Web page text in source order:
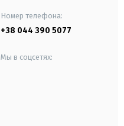
Номер телефона:
+38 044 390 5077
Мы в соцсетях: